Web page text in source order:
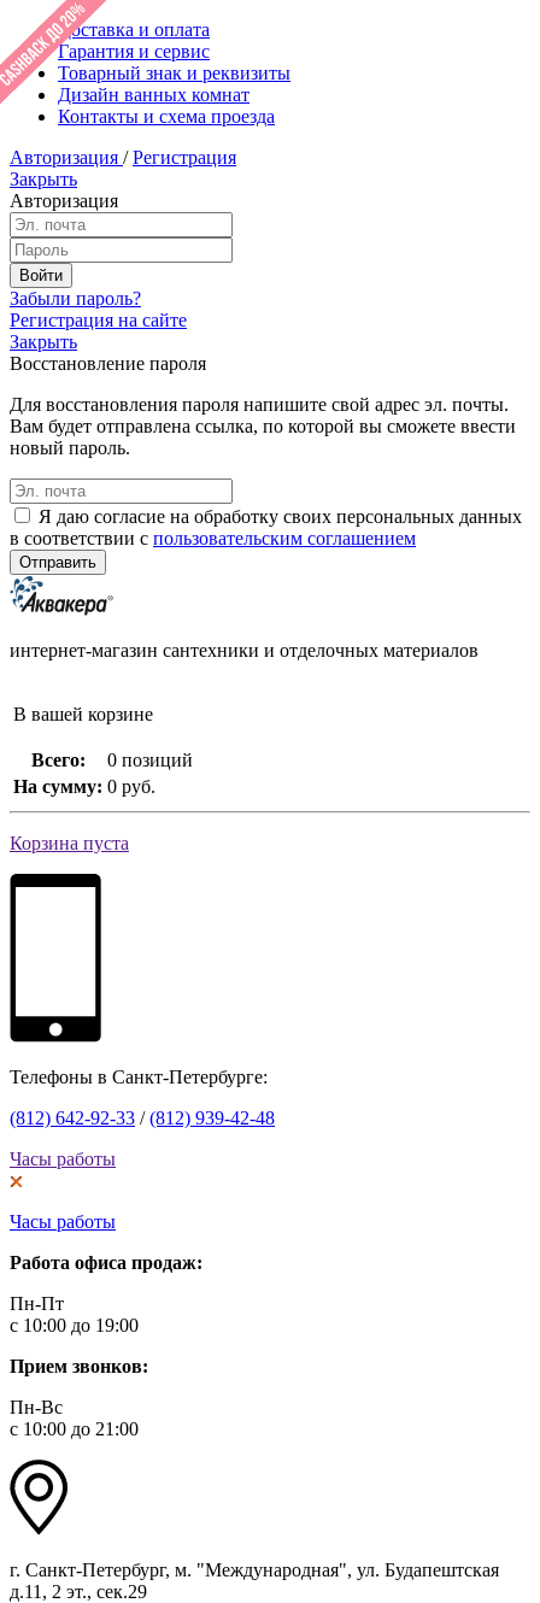
Доставка и оплата
Гарантия и сервис
Товарный знак и реквизиты
Дизайн ванных комнат
Контакты и схема проезда
Авторизация / Регистрация
Закрыть
Авторизация
Забыли пароль?
Регистрация на сайте
Закрыть
Восстановление пароля
Для восстановления пароля напишите свой адрес эл. почты.
Вам будет отправлена ссылка, по которой вы сможете ввести
новый пароль.
Я даю согласие на обработку своих персональных данных
в соответствии с пользовательским соглашением
интернет-магазин сантехники и отделочных материалов
В вашей корзине
Всего:
0 позиций
На сумму: 0 руб.
Корзина пуста
Телефоны в Санкт-Петербурге:
(812) 642-92-33 /(812) 939-42-48
Часы работы
Часы работы
Работа офиса продаж:
Пн-Пт
с 10:00 до 19:00
Прием звонков:
Пн-Вс
с 10:00 до 21:00
г. Санкт-Петербург, м. "Международная", ул. Будапештская
д.11, 2 эт., сек.29